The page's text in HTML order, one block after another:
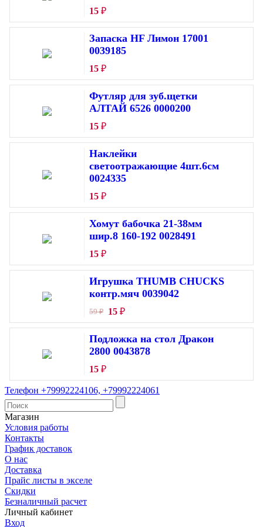
15 ₽
Запаска HF Лимон 17001
0039185
15 ₽
Футляр для зуб.щетки
АЛТАЙ 6526 0000200
15 ₽
Наклейки
светоотражающие 4шт.6см
0024335
15 ₽
Хомут бабочка 21-38мм
шир.8 160-192 0028491
15 ₽
Игрушка THUMB CHUCKS
контр.мяч 0039042
59₽ 15 ₽
Подложка на стол Дракон
2800 0043878
15 ₽
Телефон +79992224106, +79992224061
Магазин
Условия работы
Контакты
График доставок
О нас
Доставка
Прайс листы в экселе
Скидки​
Безналичный расчет
Личный кабинет
Вход